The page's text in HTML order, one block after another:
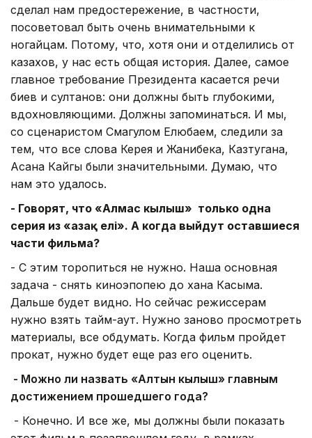
сделал нам предостережение, в частности,
посоветовал быть очень внимательными к
ногайцам. Потому, что, хотя они и отделились от
казахов, у нас есть общая история. Далее, самое
главное требование Президента касается речи
биев и султанов: они должны быть глубокими,
вдохновляющими. Должны запоминаться. И мы,
со сценаристом Смагулом Елюбаем, следили за
тем, что все слова Керея и Жанибека, Казтугана,
Асана Кайгы были значительными. Думаю, что
нам это удалось.
- Говорят, что «Алмас кылыш» только одна
серия из «Қазақ елі». А когда выйдут оставшиеся
части фильма?
- С этим торопиться не нужно. Наша основная
задача - снять киноэпопею до хана Касыма.
Дальше будет видно. Но сейчас режиссерам
нужно взять тайм-аут. Нужно заново просмотреть
материалы, все обдумать. Когда фильм пройдет
прокат, нужно будет еще раз его оценить.
- Можно ли назвать «Алтын кылыш» главным
достижением прошедшего года?
- Конечно. И все же, мы должны были показать